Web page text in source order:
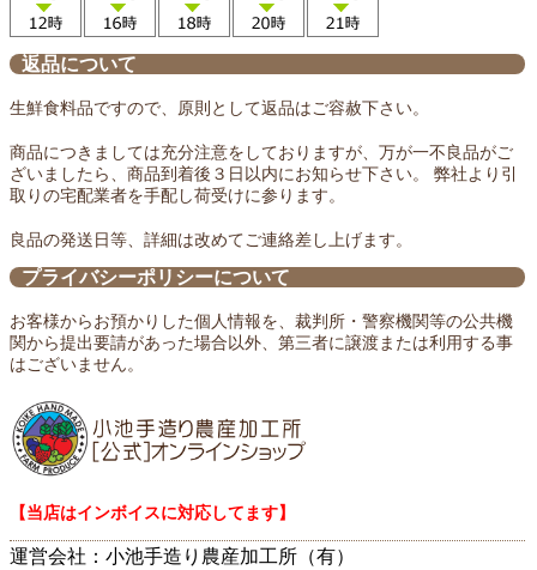
返品について
生鮮食料品ですので、原則として返品はご容赦下さい。
商品につきましては充分注意をしておりますが、万が一不良品がご
ざいましたら、商品到着後３日以内にお知らせ下さい。 弊社より引
取りの宅配業者を手配し荷受けに参ります。
良品の発送日等、詳細は改めてご連絡差し上げます。
プライバシーポリシーについて
お客様からお預かりした個人情報を、裁判所・警察機関等の公共機
関から提出要請があった場合以外、第三者に譲渡または利用する事
はございません。
【当店はインボイスに対応してます】
運営会社：小池手造り農産加工所（有）